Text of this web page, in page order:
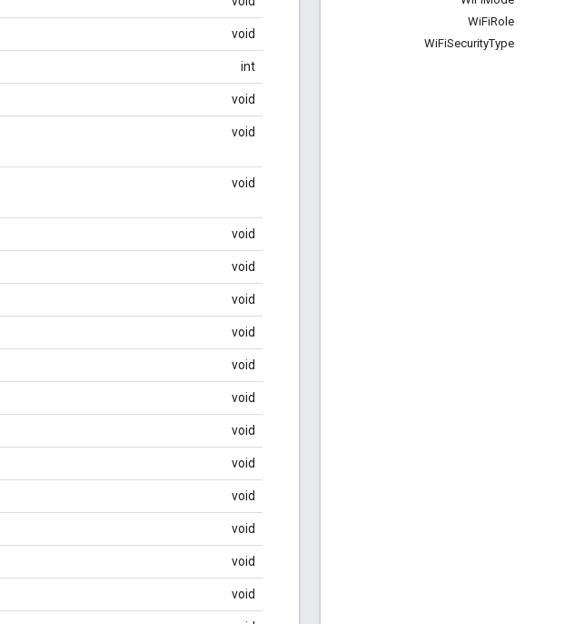
WiFiRole
WiFiSecurityType
void
int
void
void
void
void
void
void
void
void
void
void
void
void
void
void
void